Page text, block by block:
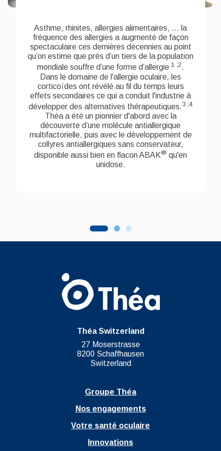
Asthme, rhinites, allergies alimentaires, ... la
fréquence des allergies a augmenté de façon
spectaculaire ces dernières décennies au point
qu’on estime que près d’un tiers de la population
mondiale souffre d’une forme d’allergie 1 ;2.
Dans le domaine de l'allergie oculaire, les
corticoïdes ont révélé au fil du temps leurs
effets secondaires ce qui a conduit l'industrie à
développer des alternatives thérapeutiques.3 ;4
Théa a été un pionnier d'abord avec la
découverte d’une molécule antiallergique
multifactorielle, puis avec le développement de
collyres antiallergiques sans conservateur,
disponible aussi bien en flacon ABAK® qu'en
unidose.
Théa Switzerland
27 Moserstrasse
8200 Schaffhausen
Switzerland
Groupe Théa
Nos engagements
Votre santé oculaire
Innovations